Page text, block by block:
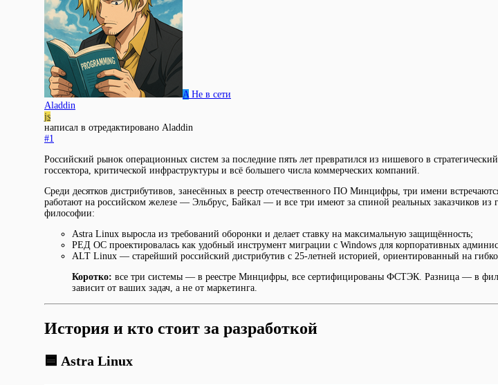
A Не в сети
Aladdin
js
написал в отредактировано Aladdin
#1
Российский рынок операционных систем за последние пять лет превратился из нишевого в
госсектора, критической инфраструктуры и всё большего числа коммерческих компаний.
Среди десятков дистрибутивов, занесённых в реестр отечественного ПО Минцифры, три имени
работают на российском железе — Эльбрус, Байкал — и все три имеют за спиной реальных заказчиков
философии:
Astra Linux выросла из требований оборонки и делает ставку на максимальную защищённость;
РЕД ОС проектировалась как удобный инструмент миграции с Windows для корпоративных
ALT Linux — старейший российский дистрибутив с 25-летней историей, ориентированный на
Коротко: все три системы — в реестре Минцифры, все сертифицированы ФСТЭК. Разница — в
зависит от ваших задач, а не от маркетинга.
История и кто стоит за разработкой
🟦 Astra Linux